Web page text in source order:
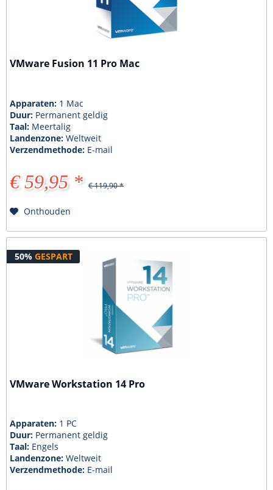
VMware Fusion 11 Pro Mac
Apparaten: 1 Mac
Duur: Permanent geldig
Taal: Meertalig
Landenzone:Weltweit
Verzendmethode: E-mail
€ 59,95 * € 119,90 *
Onthouden
50% GESPART
VMware Workstation 14 Pro
Apparaten: 1 PC
Duur: Permanent geldig
Taal: Engels
Landenzone:Weltweit
Verzendmethode: E-mail